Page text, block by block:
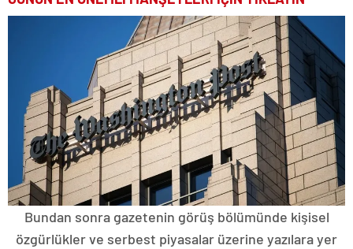
Bundan sonra gazetenin görüş bölümünde kişisel
özgürlükler ve serbest piyasalar üzerine yazılara yer